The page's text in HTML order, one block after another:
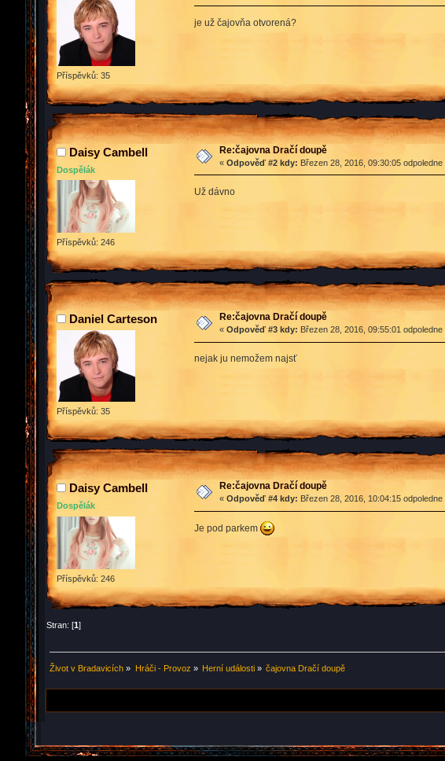
Příspěvků: 35
je už čajovňa otvorená?
Daisy Cambell
Dospělák
Příspěvků: 246
Re:čajovna Dračí doupě
« Odpověď #2 kdy: Březen 28, 2016, 09:30:05 odpoledne
Už dávno
Daniel Carteson
Příspěvků: 35
Re:čajovna Dračí doupě
« Odpověď #3 kdy: Březen 28, 2016, 09:55:01 odpoledne
nejak ju nemožem najsť
Daisy Cambell
Dospělák
Příspěvků: 246
Re:čajovna Dračí doupě
« Odpověď #4 kdy: Březen 28, 2016, 10:04:15 odpoledne
Je pod parkem
Stran: [1]
Život v Bradavicích » Hráči - Provoz » Herní události» čajovna Dračí doupě